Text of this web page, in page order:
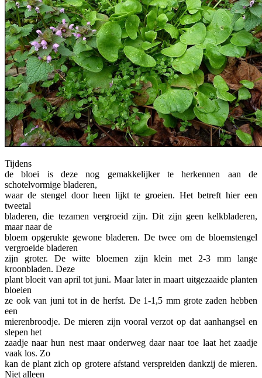
Tijdens
de bloei is deze nog gemakkelijker te herkennen aan de
schotelvormige bladeren,
waar de stengel door heen lijkt te groeien. Het betreft hier een
tweetal
bladeren, die tezamen vergroeid zijn. Dit zijn geen kelkbladeren,
maar naar de
bloem opgerukte gewone bladeren. De twee om de bloemstengel
vergroeide bladeren
zijn groter. De witte bloemen zijn klein met 2-3 mm lange
kroonbladen. Deze
plant bloeit van april tot juni. Maar later in maart uitgezaaide planten
bloeien
ze ook van juni tot in de herfst. De 1-1,5 mm grote zaden hebben
een
mierenbroodje. De mieren zijn vooral verzot op dat aanhangsel en
slepen het
zaadje naar hun nest maar onderweg daar naar toe laat het zaadje
vaak los. Zo
kan de plant zich op grotere afstand verspreiden dankzij de mieren.
Niet alleen